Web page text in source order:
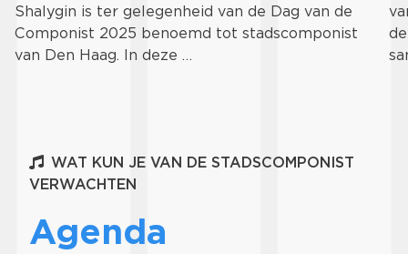
Shalygin is ter gelegenheid van de Dag van de
Componist 2025 benoemd tot stadscomponist
van Den Haag. In deze …
WAT KUN JE VAN DE STADSCOMPONIST
VERWACHTEN
Agenda